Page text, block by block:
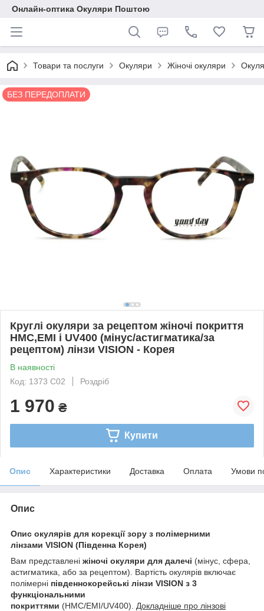
Онлайн-оптика Окуляри Поштою
Товари та послуги Окуляри Жіночі окуляри
БЕЗ ПЕРЕДОПЛАТИ
Круглі окуляри за рецептом жіночі покриття
HMC,EMI і UV400 (мінус/астигматика/за
рецептом) лінзи VISION - Корея
В наявності
Код: 1373 C02
Роздріб
1 970 ₴
Купити
Опис Характеристики Доставка Оплата Умови
Опис
Опис окулярів для корекції зору з полімерними
лінзами VISION (Південна Корея)
Вам представлені жіночі окуляри для далечі (мінус, сфера,
астигматика, або за рецептом).
Вартість окулярів включає
полімерні південнокорейські лінзи VISION з 3
функціональними
покриттями (HMC/EMI/UV400). Докладніше про лінзові